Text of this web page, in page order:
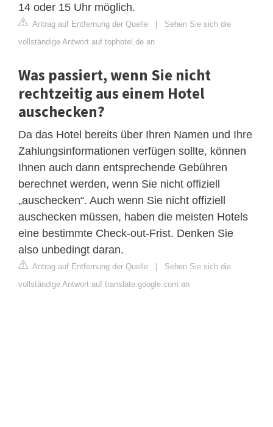
14 oder 15 Uhr möglich.
Antrag auf Entfernung der Quelle
Sehen Sie sich die
vollständige Antwort auf tophotel.de an
Was passiert, wenn Sie nicht
rechtzeitig aus einem Hotel
auschecken?
Da das Hotel bereits über Ihren Namen und Ihre
Zahlungsinformationen verfügen sollte, können
Ihnen auch dann entsprechende Gebühren
berechnet werden, wenn Sie nicht offiziell
„auschecken“. Auch wenn Sie nicht offiziell
auschecken müssen, haben die meisten Hotels
eine bestimmte Check-out-Frist. Denken Sie
also unbedingt daran.
Antrag auf Entfernung der Quelle
Sehen Sie sich die
vollständige Antwort auf translate.google.com an